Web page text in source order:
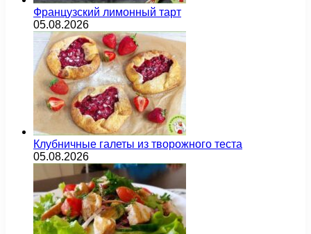
Французский лимонный тарт
05.08.2026
Клубничные галеты из творожного теста
05.08.2026